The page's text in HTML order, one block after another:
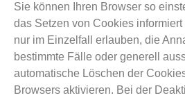
Sie können Ihren Browser so
das Setzen von Cookies
nur im Einzelfall erlauben, die
bestimmte Fälle oder generell
automatische Löschen der
Browsers aktivieren. Bei der